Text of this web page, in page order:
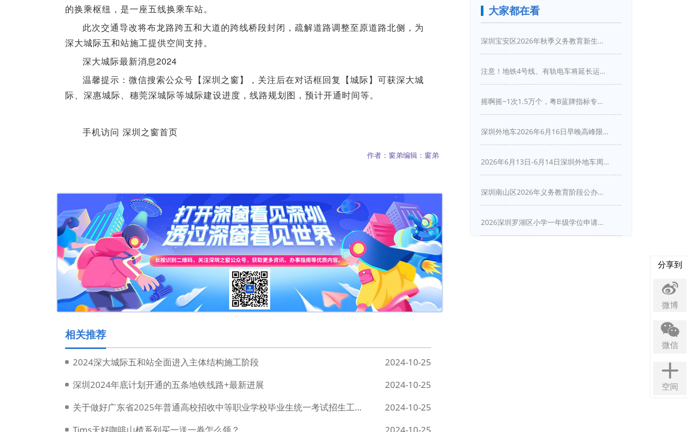
的换乘枢纽，是一座五线换乘车站。
此次交通导改将布龙路跨五和大道的跨线桥段封闭，疏解道路调整至原道路北侧，为
深大城际五和站施工提供空间支持。
深大城际最新消息2024
温馨提示：微信搜索公众号【深圳之窗】，关注后在对话框回复【城际】可获深大城
际、深惠城际、穗莞深城际等城际建设进度，线路规划图，预计开通时间等。
手机访问 深圳之窗首页
作者：窗弟编辑：窗弟
分享到
微博
微信
空间
相关推荐
2024深大城际五和站全面进入主体结构施工阶段
2024-10-25
深圳2024年底计划开通的五条地铁线路+最新进展
2024-10-25
关于做好广东省2025年普通高校招收中等职业学校毕业生统一考试招生工作的通知
2024-10-25
大家都在看
深圳宝安区2026年秋季义务教育新生入学指引
注意！地铁4号线、有轨电车将延长运营服务！
摇啊摇~1次1.5万个，粤B蓝牌指标专项摇号又来啦！
深圳外地车2026年6月16日早晚高峰限行详情
2026年6月13日-6月14日深圳外地车周末限行吗
深圳南山区2026年义务教育阶段公办学校新生入学申请指南
2026深圳罗湖区小学一年级学位申请指南